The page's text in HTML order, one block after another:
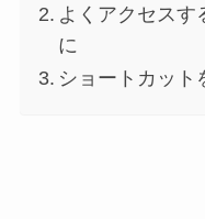
よくアクセスす
に
ショートカット